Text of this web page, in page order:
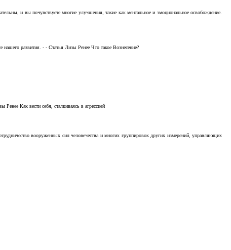
и вы почувствуете многие улучшения, такие как ментальное и эмоциональное освобождение.
развития. - - Статья Лизы Ренее Что такое Вознесение?
Ренее Как вести себя, сталкиваясь в агрессией
вооруженных сил человечества и многих группировок других измерений, управляющих